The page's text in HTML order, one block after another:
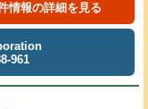
情報の詳細を見る
961